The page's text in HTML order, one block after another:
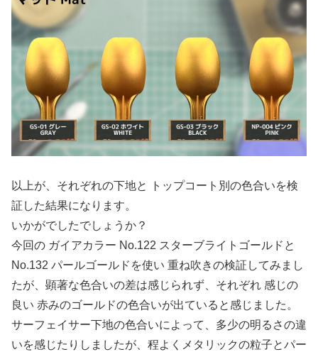
以上が、それぞれの下地と トップコート別の色合いを検
証した結果になります。
いかがでしたでしょうか？
今回の ガイアカラー No.122 スターブライトゴールドと
No.132 パールゴールドを使い 重ね吹きの検証してみまし
たが、顕著な色合いの差は感じられず、それぞれ 感じの
良い 赤みのゴールドの色合いが出ていると感じました。
サーフェイサー下地の色合いによって、多少の明るさの違
いを感じたりしましたが、程よくメタリックの粒子とパー